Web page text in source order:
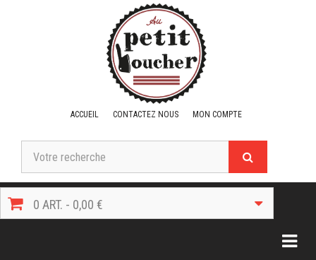
ACCUEIL CONTACTEZ NOUS MON COMPTE
0 ART. - 0,00 €